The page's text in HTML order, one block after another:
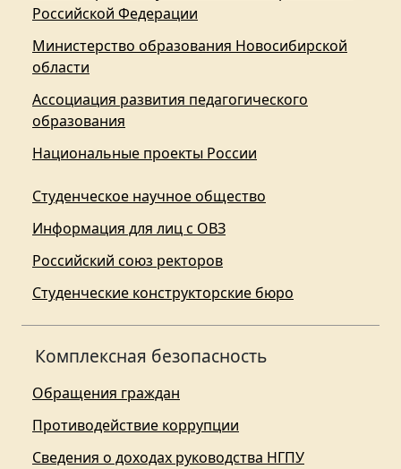
Российской Федерации
Министерство образования Новосибирской
области
Ассоциация развития педагогического
образования
Национальные проекты России
Студенческое научное общество
Информация для лиц с ОВЗ
Российский союз ректоров
Студенческие конструкторские бюро
Комплексная безопасность
Обращения граждан
Противодействие коррупции
Сведения о доходах руководства НГПУ